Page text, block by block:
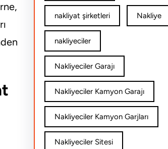
nakliyat şirketleri Nakliye
nakliyeciler
Nakliyeciler Garajı
Nakliyeciler Kamyon Garajı
Nakliyeciler Kamyon Garjları
Nakliyeciler Sitesi